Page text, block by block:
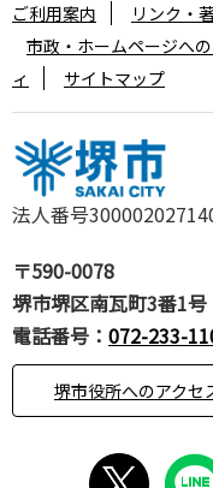
法人番号
〒590-0078
堺市堺区南瓦町3番1号
電話番号： 072-233-
堺市役所へのアクセ
ご利用案内 リンク・
市政・ホームページへ
ィ
サイトマップ